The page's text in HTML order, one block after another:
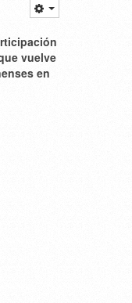
vuelve
en